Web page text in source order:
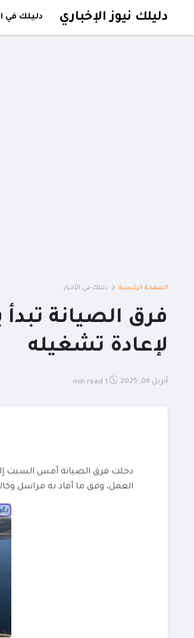
دليلك نيوز الإخباري دليلك في
الصفحة الرئيسية دليلك في الأخبار
فرق الصيانة
لإعادة تشغيله
أبريل 06, 2025 1 min read
دخلت فرق الصيانة أمس السبت
العمل، وفق ما أفاد به مراسل